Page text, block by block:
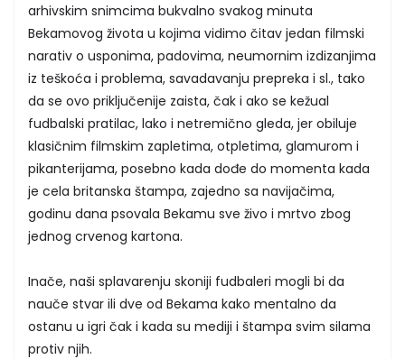
arhivskim snimcima bukvalno svakog minuta
Bekamovog života u kojima vidimo čitav jedan filmski
narativ o usponima, padovima, neumornim izdizanjima
iz teškoća i problema, savadavanju prepreka i sl., tako
da se ovo priključenije zaista, čak i ako se kežual
fudbalski pratilac, lako i netremično gleda, jer obiluje
klasičnim filmskim zapletima, otpletima, glamurom i
pikanterijama, posebno kada dođe do momenta kada
je cela britanska štampa, zajedno sa navijačima,
godinu dana psovala Bekamu sve živo i mrtvo zbog
jednog crvenog kartona.
Inače, naši splavarenju skoniji fudbaleri mogli bi da
nauče stvar ili dve od Bekama kako mentalno da
ostanu u igri čak i kada su mediji i štampa svim silama
protiv njih.